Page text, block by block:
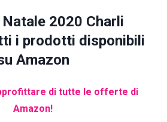
2020 Charli
i prodotti disponibili
Amazon
di tutte le offerte di
Amazon!